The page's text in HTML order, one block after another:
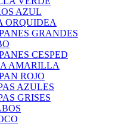
AZUL
ORQUIDEA
GRANDES
CESPED
AMARILLA
ROJO
AZULES
GRISES